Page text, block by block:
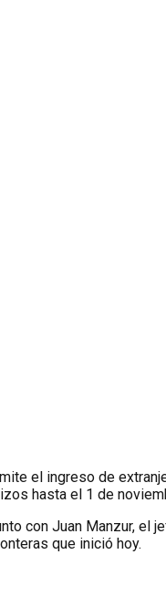
el ingreso de
hasta el 1 de
con Juan Manzur,
que inició hoy.